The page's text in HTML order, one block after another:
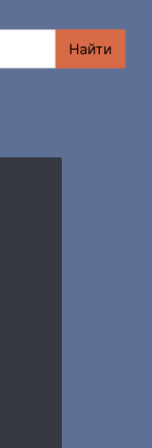
Найти